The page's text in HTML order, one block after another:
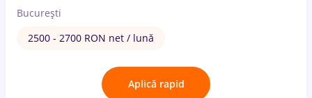
București
2500 - 2700 RON net / lună
Aplică rapid